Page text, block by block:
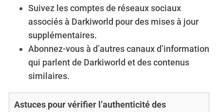
Suivez les comptes de réseaux sociaux
associés à Darkiworld pour des mises à jour
supplémentaires.
Abonnez-vous à d’autres canaux d’information
qui parlent de Darkiworld et des contenus
similaires.
Astuces pourvérifier l’authenticité des